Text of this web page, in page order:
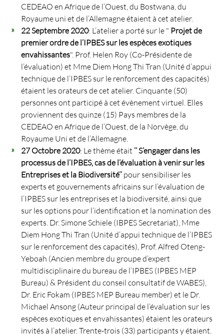
CEDEAO en Afrique de l’Ouest, du Bostwana, du
Royaume uni et de l’Allemagne étaient à cet atelier.
22 Septembre 2020: L’atelier a porté sur le " Projet de
premier ordre de l’IPBES sur les espèces exotiques
envahissantes". Prof. Helen Roy (Co-Présidente de
l’évaluation) et Mme Diem Hong Thi Tran (Unité d’appui
technique de l’IPBES sur le renforcement des capacités)
étaient les orateurs de cet atelier. Cinquante (50)
personnes ont participé à cet évènement virtuel. Elles
proviennent des quinze (15) Pays membres de la
CEDEAO en Afrique de l’Ouest, de la Norvège, du
Royaume Uni et de l’Allemagne.
27 Octobre 2020: Le thème était ‘’ S’engager dans les
processus de l’IPBES, cas de l’évaluation à venir sur les
Entreprises et la Biodiversité’’ pour sensibiliser les
experts et gouvernements africains sur l’évaluation de
l’IPBES sur les entreprises et la biodiversité, ainsi que
sur les options pour l’identification et la nomination des
experts. Dr. Simone Schiele (IBPES Secretariat), Mme
Diem Hong Thi Tran (Unité d’appui technique de l’IPBES
sur le renforcement des capacités), Prof. Alfred Oteng-
Yeboah (Ancien membre du groupe d’expert
multidisciplinaire du bureau de l’IPBES (IPBES MEP
Bureau) & Président du conseil consultatif de WABES),
Dr. Eric Fokam (IPBES MEP Bureau member) et le Dr.
Michael Ansong (Auteur principal de l’évaluation sur les
espèces exotiques et envahissantes) étaient les orateurs
invités à l’atelier. Trente-trois (33) participants y étaient.